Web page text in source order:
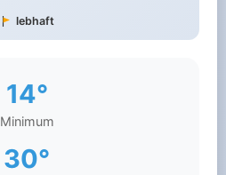
lebhaft
14°
Minimum
30°